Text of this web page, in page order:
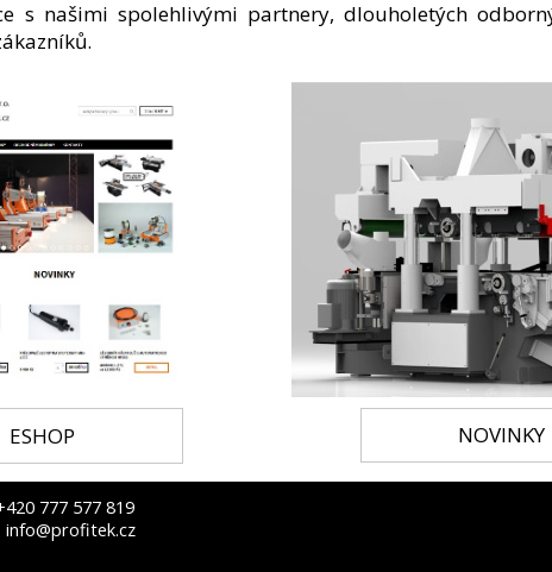
s našimi spolehlivými partnery, dlouholetých
ESHOP NOVINKY
777 577 819
info@profitek.cz